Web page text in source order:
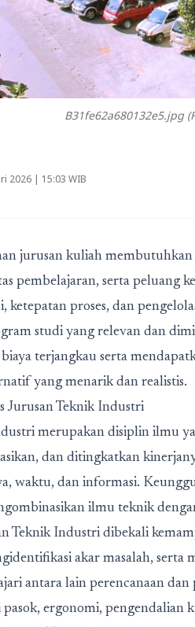
B31fe62a680132e5.jpg
2026 | 15:03 WIB
jurusan kuliah
pembelajaran, serta peluang
ketepatan proses, dan
studi yang relevan dan
terjangkau serta
yang menarik dan realistis.
Jurusan Teknik Industri
merupakan disiplin ilmu
dan ditingkatkan
waktu, dan informasi.
ilmu teknik
Teknik Industri dibekali
akar masalah, serta
antara lain perencanaan
ergonomi, pengendalian